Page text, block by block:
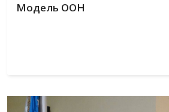
Модель ООН